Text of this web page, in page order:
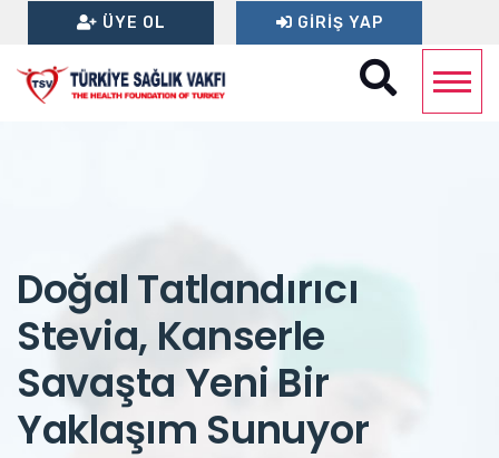
ÜYE OL GIRIŞ YAP
Doğal Tatlandırıcı
Stevia, Kanserle
Savaşta Yeni Bir
Yaklaşım Sunuyor